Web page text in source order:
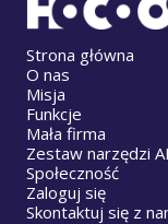
Strona główna
O nas
Misja
Funkcje
Mała firma
Zestaw narzędzi AI
Społeczność
Zaloguj się
Skontaktuj się z